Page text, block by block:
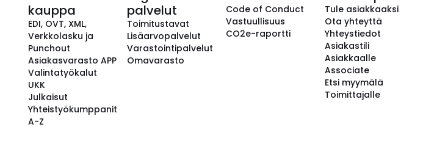
kauppa
EDI, OVT, XML,
Verkkolasku ja
Punchout
Asiakasvarasto APP
Valintatyökalut
UKK
Julkaisut
Yhteistyökumppanit
A-Z
palvelut
Toimitustavat
Lisäarvopalvelut
Varastointipalvelut
Omavarasto
Code of Conduct
Vastuullisuus
CO2e-raportti
Tule asiakkaaksi
Ota yhteyttä
Yhteystiedot
Asiakastili
Asiakkaalle
Associate
Etsi myymälä
Toimittajalle